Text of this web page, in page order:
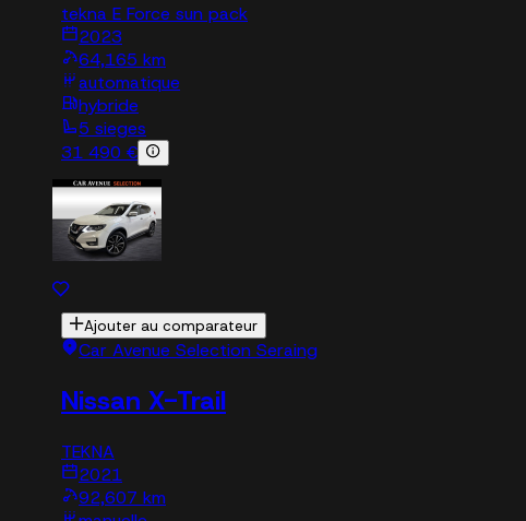
tekna E Force sun pack
2023
64,165 km
automatique
hybride
5 sieges
31 490 €
Ajouter au comparateur
Car Avenue Selection Seraing
Nissan X-Trail
TEKNA
2021
92,607 km